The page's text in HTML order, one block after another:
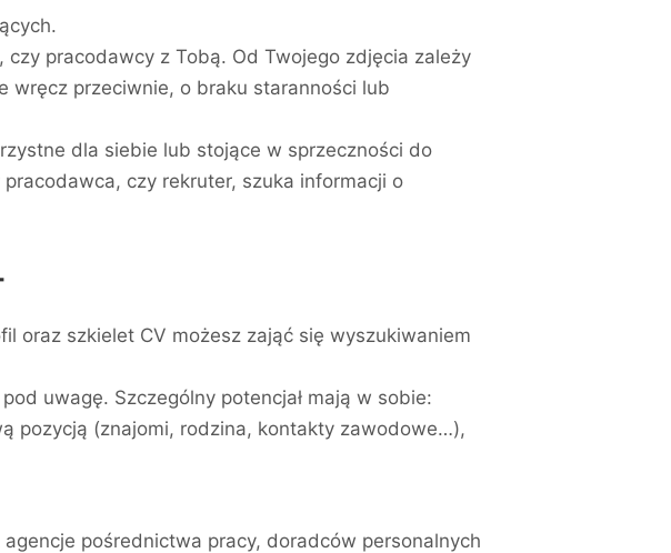
pracodawcy z Tobą. Od Twojego zdjęcia zależy
wręcz przeciwnie, o braku staranności lub
dla siebie lub stojące w sprzeczności do
czy rekruter, szuka informacji o
oraz szkielet CV możesz zająć się wyszukiwaniem
uwagę. Szczególny potencjał mają w sobie:
pozycją (znajomi, rodzina, kontakty zawodowe…),
pośrednictwa pracy, doradców personalnych